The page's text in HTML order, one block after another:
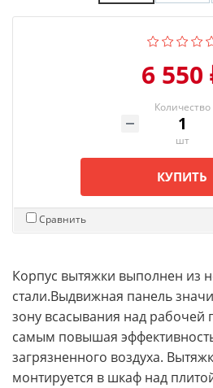
6 550
Количество
шт
КУПИТЬ
Сравнить
Корпус вытяжки выполнен из
стали.Выдвижная панель
зону всасывания над рабочей
самым повышая
загрязненного воздуха.
монтируется в шкаф над